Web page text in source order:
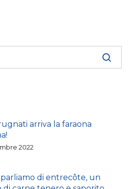
arriva la faraona
2022
di entrecôte, un